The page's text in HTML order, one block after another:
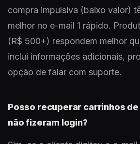
compra impulsiva (baixo valor)
melhor no e-mail 1 rápido.
(R$ 500+) respondem melhor
inclui informações adicionais,
opção de falar com suporte.
Posso recuperar carrinhos
não fizeram login?